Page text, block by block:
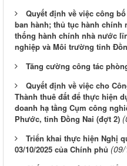
Quyết định về việc công
ban hành; thủ tục hành
thống hành chính nhà nước
nghiệp và Môi trường tỉnh
Tăng cường công tác
Quyết định về việc cho
Thành thuê đất để thực hiện
doanh hạ tầng Cụm công
Phước, tỉnh Đồng Nai (đợt 2)
Triển khai thực hiện Nghị
03/10/2025 của Chính phủ